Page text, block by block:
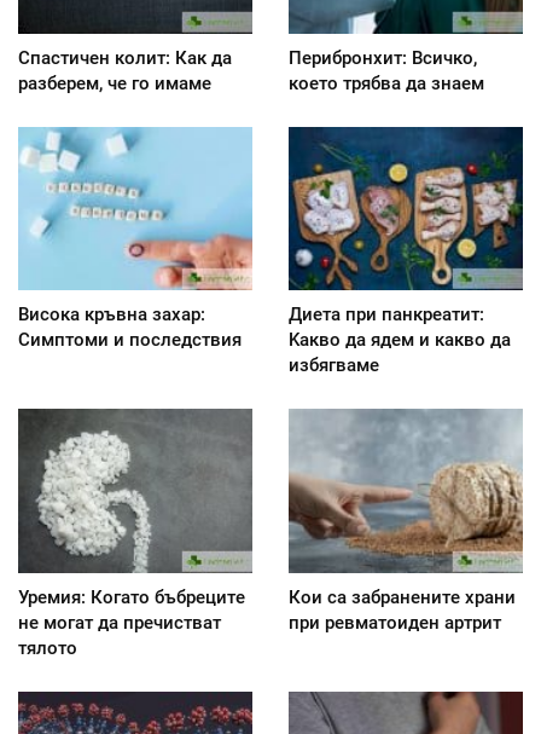
Спастичен колит: Как да
разберем, че го имаме
Перибронхит: Всичко,
което трябва да знаем
Висока кръвна захар:
Симптоми и последствия
Диета при панкреатит:
Kакво да ядем и какво да
избягваме
Уремия: Когато бъбреците
не могат да пречистват
тялото
Кои са забранените храни
при ревматоиден артрит